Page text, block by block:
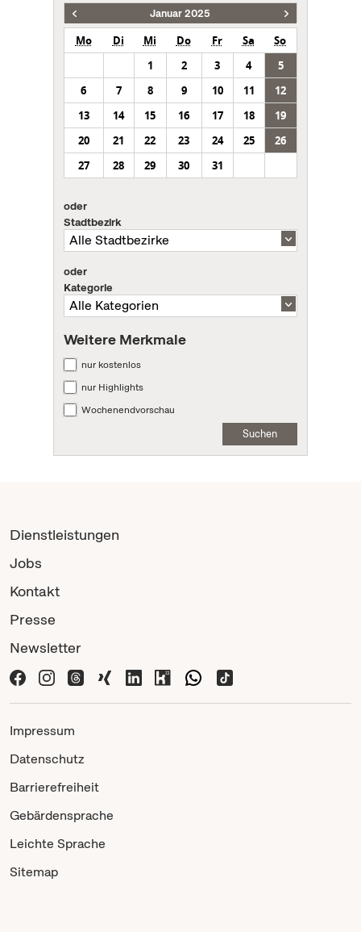
Januar 2025
Mo Di Mi Do Fr Sa
So
1
2 3 4
5
6
7 8 9 10 11
12
13
14 15 16 17 18
19
20
21 22 23 24 25
26
27
28 29 30 31
oder
Stadtbezirk
oder
Kategorie
Weitere Merkmale
nur kostenlos
nur Highlights
Wochenendvorschau
Suchen
Dienstleistungen
Jobs
Kontakt
Presse
Newsletter
Impressum
Datenschutz
Barrierefreiheit
Gebärdensprache
Leichte Sprache
Sitemap